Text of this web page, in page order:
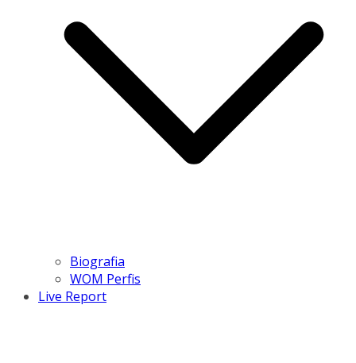
Biografia
WOM Perfis
Live Report